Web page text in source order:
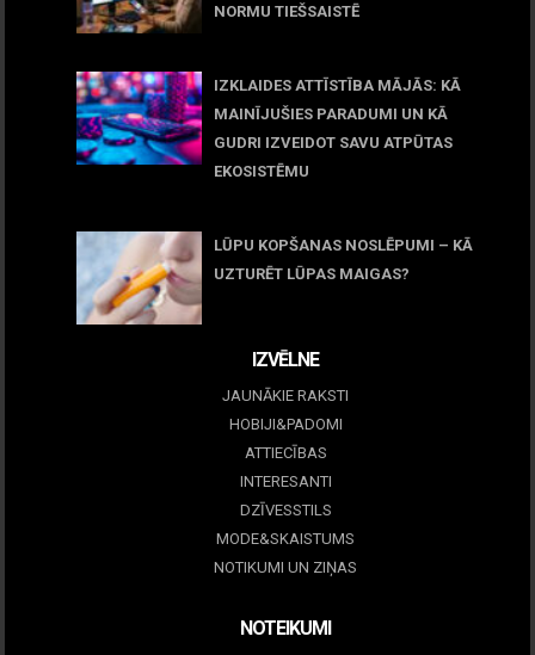
NORMU TIEŠSAISTĒ
IZKLAIDES ATTĪSTĪBA MĀJĀS: KĀ
MAINĪJUŠIES PARADUMI UN KĀ
GUDRI IZVEIDOT SAVU ATPŪTAS
EKOSISTĒMU
LŪPU KOPŠANAS NOSLĒPUMI – KĀ
UZTURĒT LŪPAS MAIGAS?
IZVĒLNE
JAUNĀKIE RAKSTI
HOBIJI&PADOMI
ATTIECĪBAS
INTERESANTI
DZĪVESSTILS
MODE&SKAISTUMS
NOTIKUMI UN ZIŅAS
NOTEIKUMI